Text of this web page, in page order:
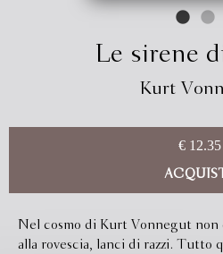
Le sirene
Kurt
€ 12.35
Nel cosmo di Kurt Vonnegut non
alla rovescia, lanci di razzi. Tutto